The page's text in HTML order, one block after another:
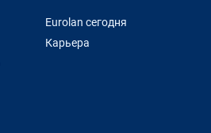
Eurolan сегодня
Карьера